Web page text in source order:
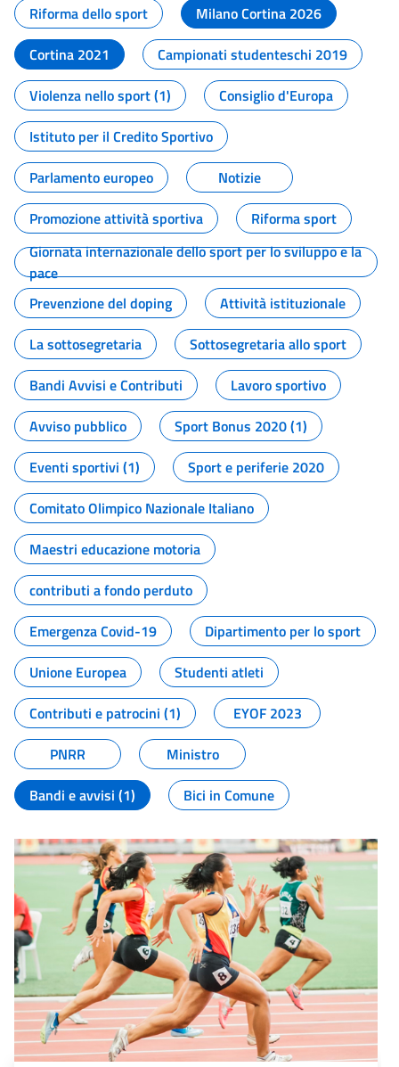
Riforma dello sport
Milano Cortina 2026
Cortina 2021
Campionati studenteschi 2019
Violenza nello sport (1)
Consiglio d'Europa
Istituto per il Credito Sportivo
Parlamento europeo
Notizie
Promozione attività sportiva
Riforma sport
Giornata internazionale dello sport per lo sviluppo e la
pace
Prevenzione del doping
Attività istituzionale
La sottosegretaria
Sottosegretaria allo sport
Bandi Avvisi e Contributi
Lavoro sportivo
Avviso pubblico
Sport Bonus 2020 (1)
Eventi sportivi (1)
Sport e periferie 2020
Comitato Olimpico Nazionale Italiano
Maestri educazione motoria
contributi a fondo perduto
Emergenza Covid-19
Dipartimento per lo sport
Unione Europea
Studenti atleti
Contributi e patrocini (1)
EYOF 2023
PNRR
Ministro
Bandi e avvisi (1)
Bici in Comune